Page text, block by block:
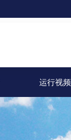
运行视频